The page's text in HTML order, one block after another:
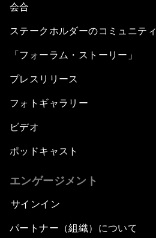
会合
ステークホルダーのコミュニティ
「フォーラム・ストーリー」
プレスリリース
フォトギャラリー
ビデオ
ポッドキャスト
エンゲージメント
サインイン
パートナー（組織）について